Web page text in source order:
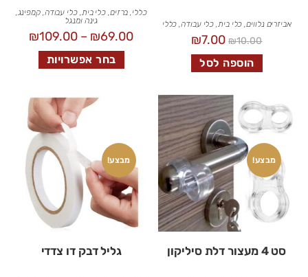
אביזרים נלווים, כלי בית, כלי עבודה, כללי
₪10.00
₪7.00
הוספה לסל
כללי, ברזים, כלי בית,כלי עבודה,קמפינג,
גינה ומנגל
₪69.00
–
₪109.00
בחר אפשרויות
מבצע!
סט 4 מעצור דלת סיליקון
מבצע!
גליל דבק דו צדדי